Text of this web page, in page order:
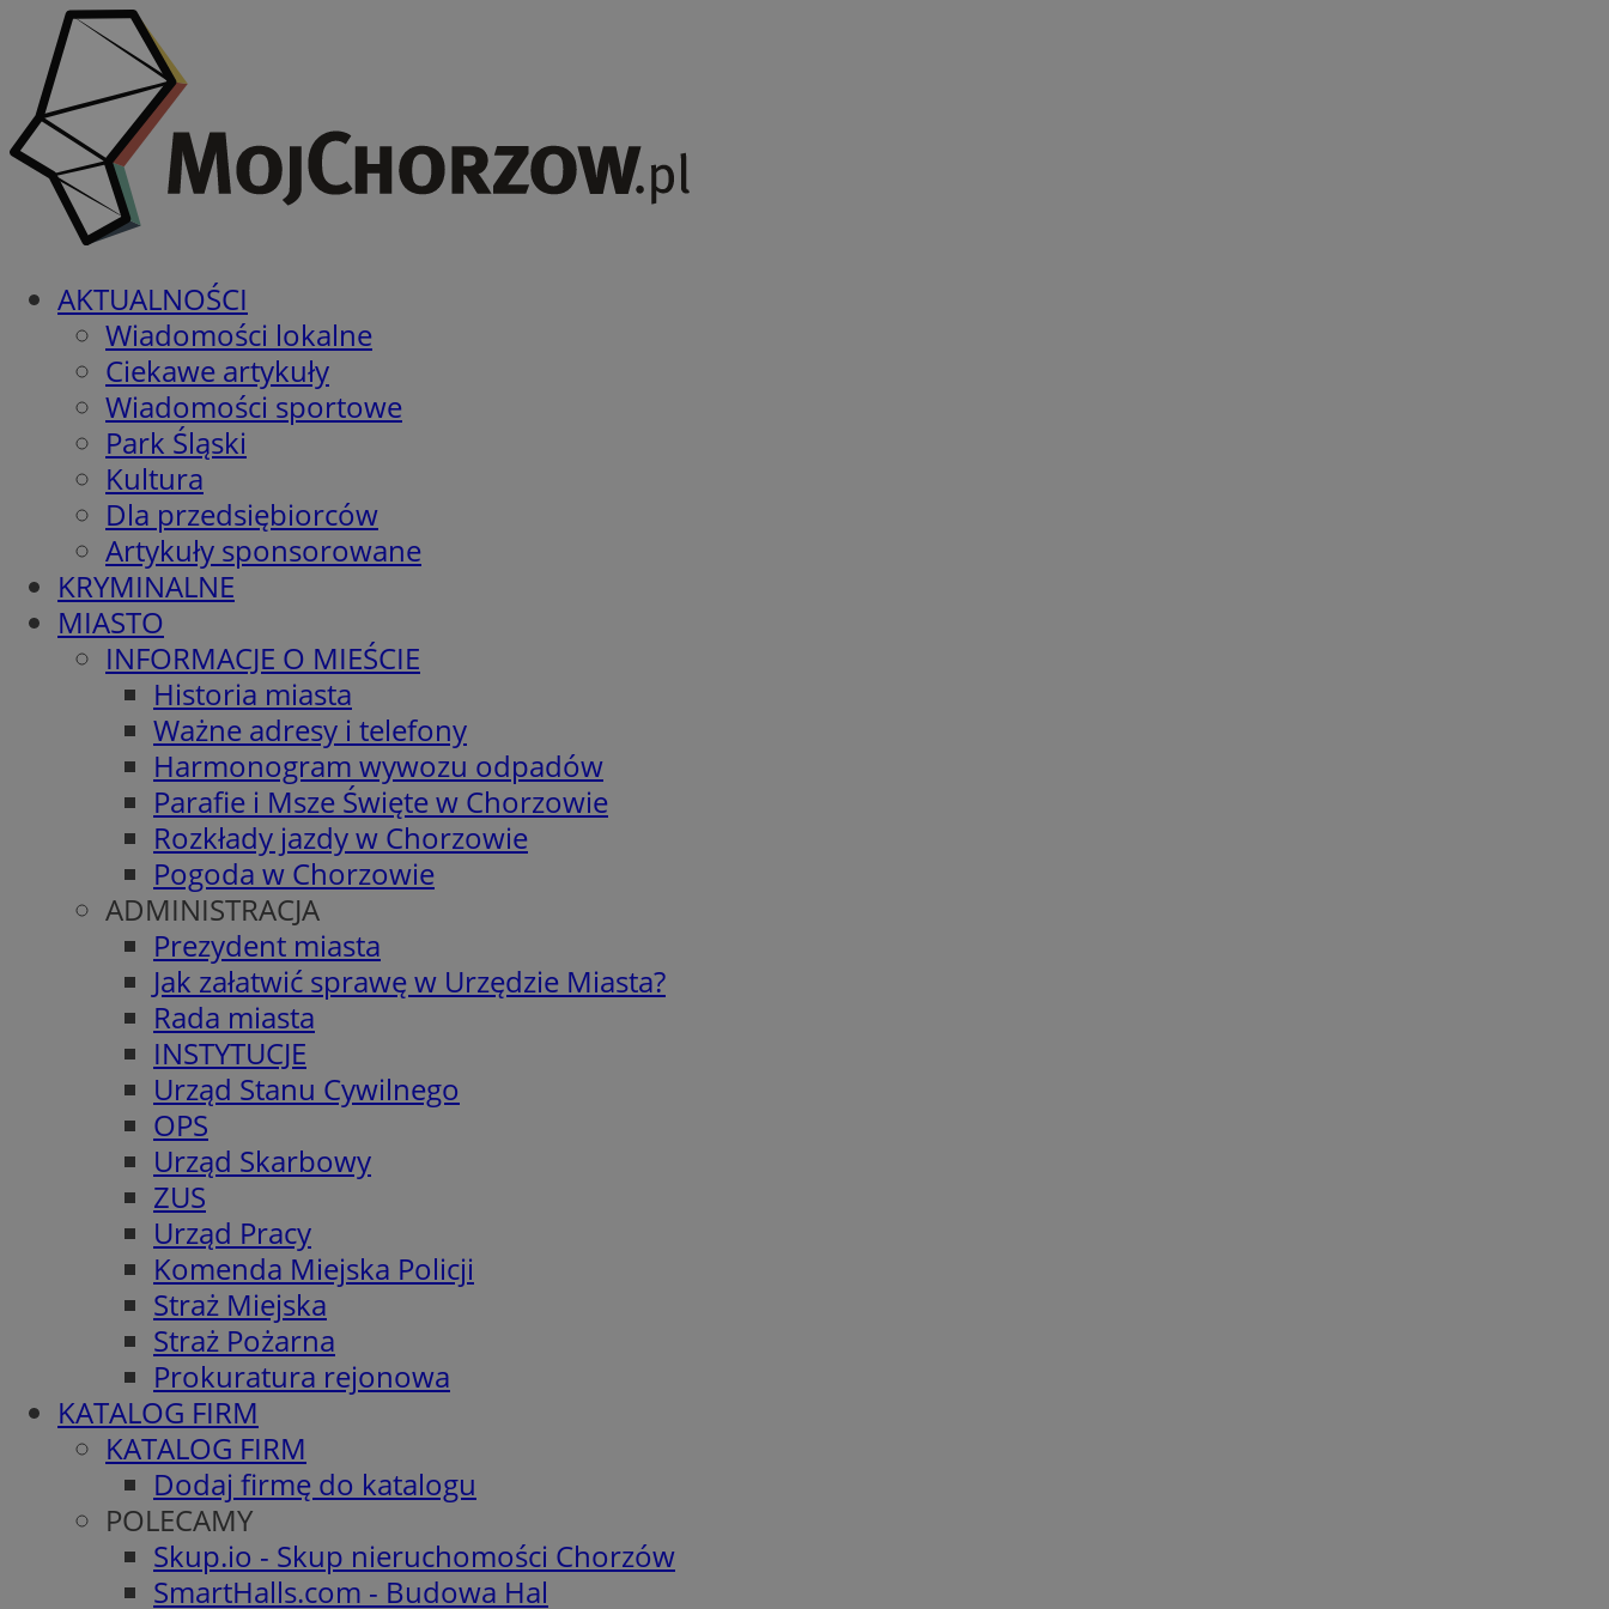
AKTUALNOŚCI
Wiadomości lokalne
Ciekawe artykuły
Wiadomości sportowe
Park Śląski
Kultura
Dla przedsiębiorców
Artykuły sponsorowane
KRYMINALNE
MIASTO
INFORMACJE O MIEŚCIE
Historia miasta
Ważne adresy i telefony
Harmonogram wywozu odpadów
Parafie i Msze Święte w Chorzowie
Rozkłady jazdy w Chorzowie
Pogoda w Chorzowie
ADMINISTRACJA
Prezydent miasta
Jak załatwić sprawę w Urzędzie Miasta?
Rada miasta
INSTYTUCJE
Urząd Stanu Cywilnego
OPS
Urząd Skarbowy
ZUS
Urząd Pracy
Komenda Miejska Policji
Straż Miejska
Straż Pożarna
Prokuratura rejonowa
KATALOG FIRM
KATALOG FIRM
Dodaj firmę do katalogu
POLECAMY
Skup.io - Skup nieruchomości Chorzów
SmartHalls.com - Budowa Hal